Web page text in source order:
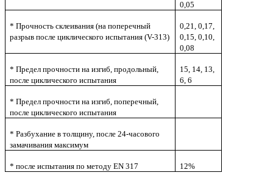
0,05
* Прочность склеивания (на поперечный
разрыв после циклического испытания (V-313)
0,21, 0,17,
0,15, 0,10,
0,08
* Предел прочности на изгиб, продольный,
после циклического испытания
15, 14, 13,
6, 6
* Предел прочности на изгиб, поперечный,
после циклического испытания
* Разбухание в толщину, после 24-часового
замачивания максимум
* после испытания по методу EN 317 12%